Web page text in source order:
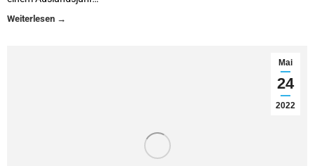
Mai
24
2022